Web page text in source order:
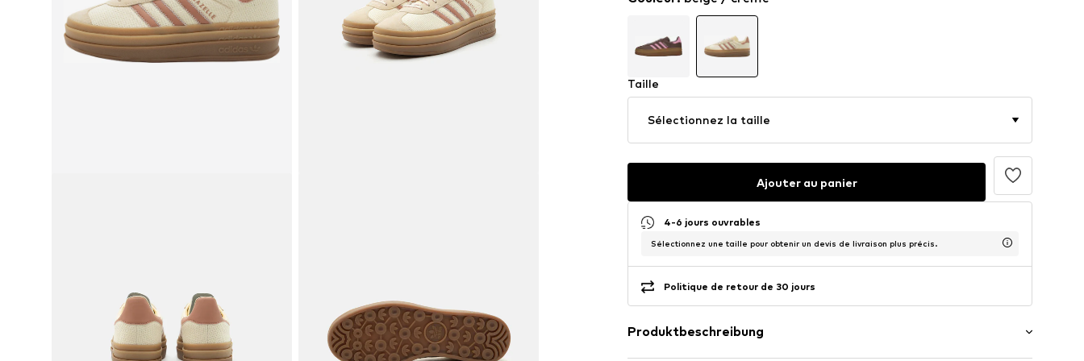
Taille
Sélectionnez la taille
Ajouter au panier
4-6 jours ouvrables
Sélectionnez une taille pour obtenir un devis de livraison plus précis.
Politique de retour de 30 jours
Produktbeschreibung